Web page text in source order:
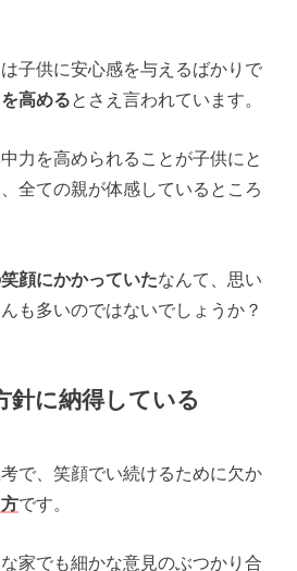
子供に安心感を与えるばかりで
高めるとさえ言われています。
力を高められることが子供にと
全ての親が体感しているところ
顔にかかっていたなんて、思い
も多いのではないでしょうか？
針に納得している
で、笑顔でい続けるために欠か
です。
家でも細かな意見のぶつかり合